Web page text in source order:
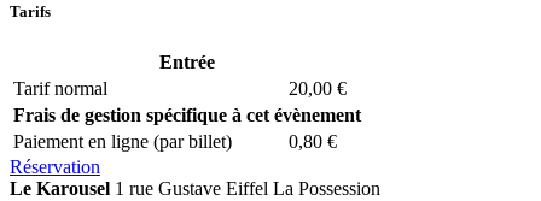
Tarifs
Entrée
Tarif normal
20,00 €
Frais de gestion spécifique à cet évènement
Paiement en ligne (par billet)
0,80 €
Réservation
Le Karousel 1 rue Gustave Eiffel La Possession